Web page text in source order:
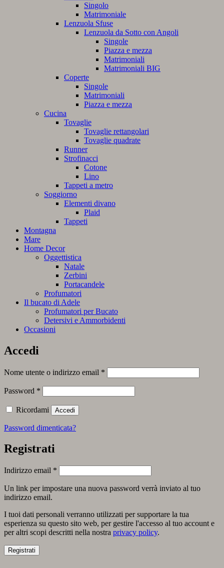
Singolo
Matrimoniale
Lenzuola Sfuse
Lenzuola da Sotto con Angoli
Singole
Piazza e mezza
Matrimoniali
Matrimoniali BIG
Coperte
Singole
Matrimoniali
Piazza e mezza
Cucina
Tovaglie
Tovaglie rettangolari
Tovaglie quadrate
Runner
Strofinacci
Cotone
Lino
Tappeti a metro
Soggiorno
Elementi divano
Plaid
Tappeti
Montagna
Mare
Home Decor
Oggettistica
Natale
Zerbini
Portacandele
Profumatori
Il bucato di Adele
Profumatori per Bucato
Detersivi e Ammorbidenti
Occasioni
Accedi
Nome utente o indirizzo email *
Password *
Ricordami Accedi
Password dimenticata?
Registrati
Indirizzo email *
Un link per impostare una nuova password verrà inviato al tuo
indirizzo email.
I tuoi dati personali verranno utilizzati per supportare la tua
esperienza su questo sito web, per gestire l'accesso al tuo account e
per altri scopi descritti nella nostra privacy policy.
Registrati